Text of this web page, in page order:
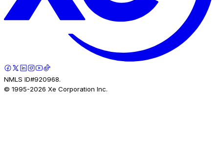
NMLS ID#920968.
© 1995-2026 Xe Corporation Inc.